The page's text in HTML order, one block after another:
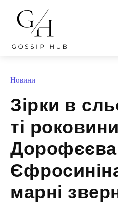
Новини
Зірки в
ті
Дорофєєва
марні